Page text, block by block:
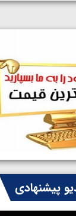
جهان؛ رقبای نمایندگان
جهان؛ سکوی تیمی
مدال در پنج وزن دوم
جهانپیشنهادی